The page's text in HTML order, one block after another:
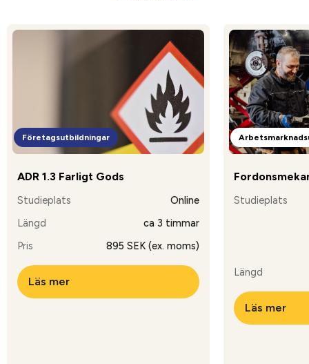
Företagsutbildningar
ADR 1.3 Farligt Gods
Studieplats
Online
Längd
ca 3 timmar
Pris
895 SEK (ex. moms)
Läs mer
Studieplats
Längd
Läs mer